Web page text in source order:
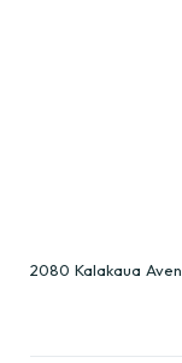
2080 Kalakaua